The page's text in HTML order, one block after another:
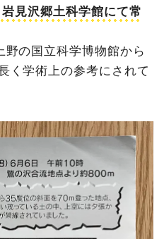
見沢郷土科学館にて常
の国立科学博物館から
く学術上の参考にされて